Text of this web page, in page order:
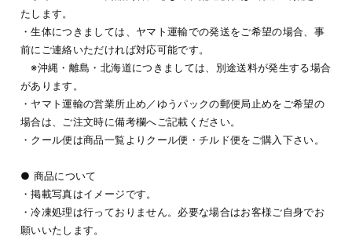
たします。
・生体につきましては、ヤマト運輸での発送をご希望の場合、事
前にご連絡いただければ対応可能です。
※沖縄・離島・北海道につきましては、別途送料が発生する場合
があります。
・ヤマト運輸の営業所止め／ゆうパックの郵便局止めをご希望の
場合は、ご注文時に備考欄へご記載ください。
・クール便は商品一覧よりクール便・チルド便をご購入下さい。
● 商品について
・掲載写真はイメージです。
・冷凍処理は行っておりません。必要な場合はお客様ご自身でお
願いいたします。